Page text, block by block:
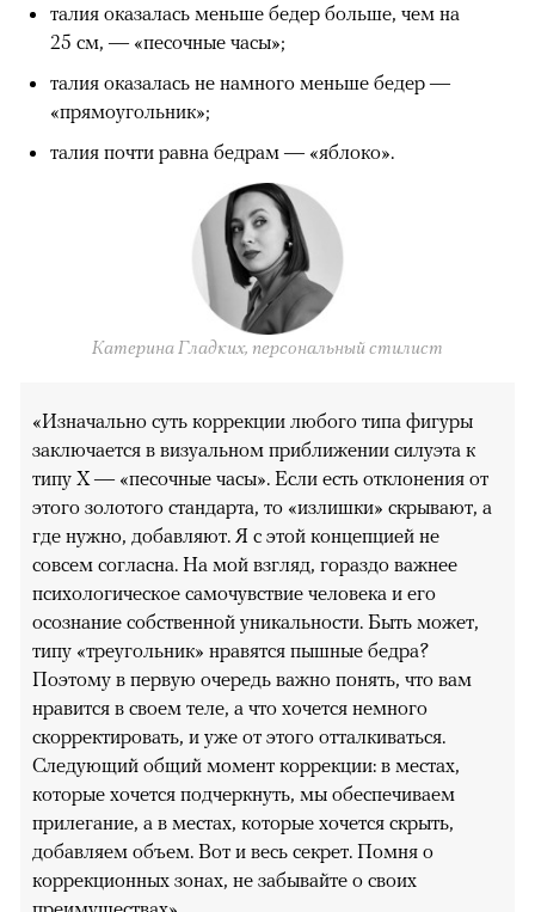
талия оказалась меньше бедер больше, чем на
25 см, — «песочные часы»;
талия оказалась не намного меньше бедер —
«прямоугольник»;
талия почти равна бедрам — «яблоко».
Катерина Гладких, персональный стилист
«Изначально суть коррекции любого типа фигуры
заключается в визуальном приближении силуэта к
типу Х — «песочные часы». Если есть отклонения от
этого золотого стандарта, то «излишки» скрывают, а
где нужно, добавляют. Я с этой концепцией не
совсем согласна. На мой взгляд, гораздо важнее
психологическое самочувствие человека и его
осознание собственной уникальности. Быть может,
типу «треугольник» нравятся пышные бедра?
Поэтому в первую очередь важно понять, что вам
нравится в своем теле, а что хочется немного
скорректировать, и уже от этого отталкиваться.
Следующий общий момент коррекции: в местах,
которые хочется подчеркнуть, мы обеспечиваем
прилегание, а в местах, которые хочется скрыть,
добавляем объем. Вот и весь секрет. Помня о
коррекционных зонах, не забывайте о своих